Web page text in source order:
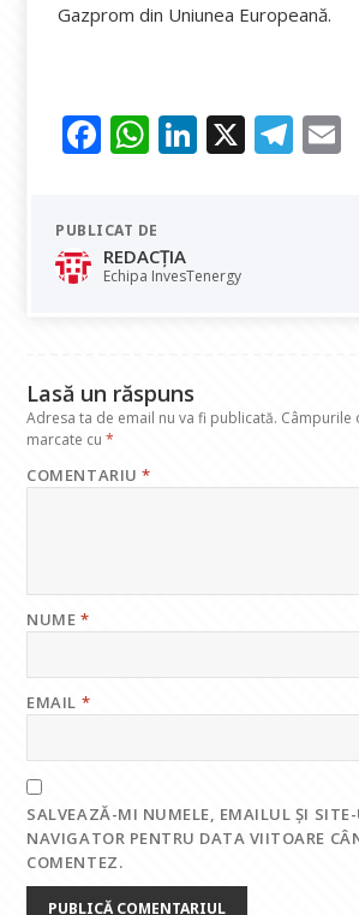
Gazprom din Uniunea Europeană.
F
e
b
o
W
at
s
A
Li
dI
X T
PUBLICAT DE
REDACȚIA
Echipa InvesTenergy
Lasă un răspuns
Adresa ta de email nu va fi publicată. Câmpurile
marcate cu*
COMENTARIU*
NUME*
EMAIL *
SALVEAZĂ-MI NUMELE, EMAILUL ȘI SITE-
NAVIGATOR PENTRU DATA VIITOARE
COMENTEZ.